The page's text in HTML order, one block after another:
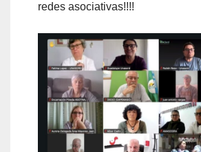
redes asociativas!!!!